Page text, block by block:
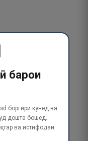
барои
боргирӣ кунед ва
дошта бошед.
ва истифодаи